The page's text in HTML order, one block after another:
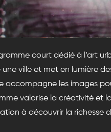
court dédié à l’art
ville et met en lumière
accompagne les images
valorise la créativité et
à découvrir la